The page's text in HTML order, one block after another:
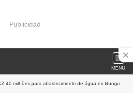
Publicidad
MENU
40 milhões para abastecimento de água no Bungo